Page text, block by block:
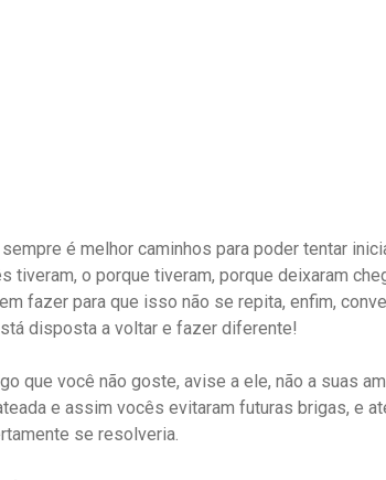
é melhor caminhos para poder tentar
tiveram, o porque tiveram, porque deixaram
fazer para que isso não se repita, enfim,
disposta a voltar e fazer diferente!
que você não goste, avise a ele, não a suas
e assim vocês evitaram futuras brigas, e
se resolveria.